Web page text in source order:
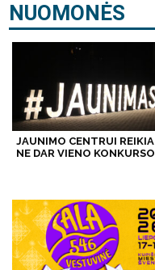
NUOMONĖS
JAUNIMO CENTRUI REIKIA
NE DAR VIENO KONKURSO